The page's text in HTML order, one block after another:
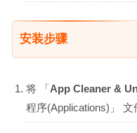
安装步骤
将 「App Cleaner &
程序(Applications)」